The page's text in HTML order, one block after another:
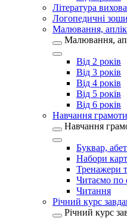
Література
Логопедичні
Малювання,
Малювання,
Від 2 років
Від 3 років
Від 4 років
Від 5 років
Від 6 років
Навчання
Навчання
Буквар,
Набори
Тренажери
Читаємо по
Читання
Річний курс
Річний курс